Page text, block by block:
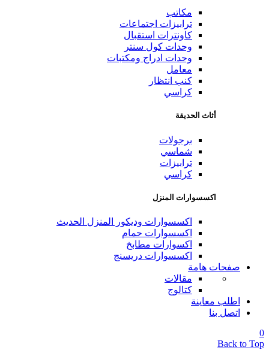
مكاتب
ترابيزات اجتماعات
كاونترات استقبال
وحدات كول سنتر
وحدات ادراج ومكتبات
معامل
كنب انتظار
كراسي
أثاث الحديقة
برجولات
شماسي
ترابيزات
كراسي
اكسسوارات المنزل
اكسسوارات وديكور المنزل الحديث
اكسسوارات حمام
اكسوارات مطابخ
اكسسوارات دريسنج
صفحات هامة
مقالات
كتالوج
اطلب معاينة
اتصل بنا
0
Back to Top